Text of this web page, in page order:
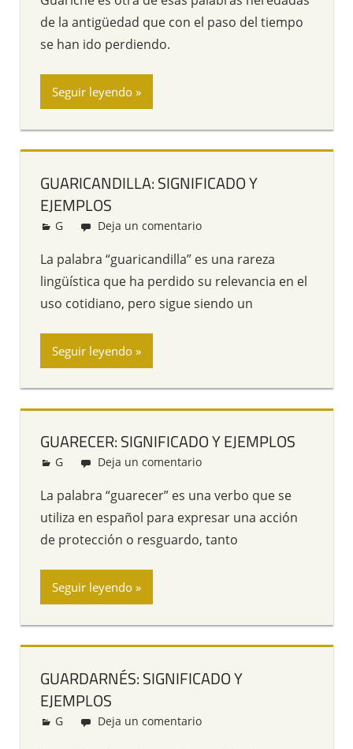
de la antigüedad que con el paso del tiempo
se han ido perdiendo.
Seguir leyendo
GUARICANDILLA: SIGNIFICADO Y
EJEMPLOS
Redacción
G Deja un comentario
La palabra “guaricandilla” es una rareza
lingüística que ha perdido su relevancia en el
uso cotidiano, pero sigue siendo un
Seguir leyendo
GUARECER: SIGNIFICADO Y EJEMPLOS
Redacción
G Deja un comentario
La palabra “guarecer” es una verbo que se
utiliza en español para expresar una acción
de protección o resguardo, tanto
Seguir leyendo
GUARDARNÉS: SIGNIFICADO Y
EJEMPLOS
Redacción
G Deja un comentario